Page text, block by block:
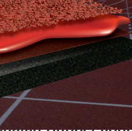
/ Karet Lantai,
Indonesia, Info Harga
Track, Sebagai
Pemasangan
seluruh kota di
di081351894500
Publik: